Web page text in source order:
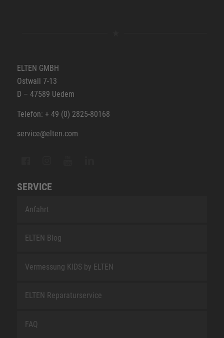
ELTEN GMBH
Ostwall 7-13
D – 47589 Uedem
Telefon: + 49 (0) 2825-80168
service@elten.com
SERVICE
Anfahrt
ELTEN Blog
Vermessung KIDS by ELTEN
ELTEN Reparaturservice
FAQ